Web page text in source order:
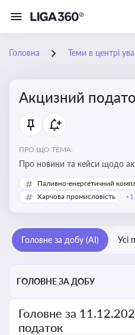
Головна Теми в центрі
Акцизний
ПРО ЩО ТЕМА:
Про новини та кейси щодо
важливим для підприємств,
виробляють або реалізують
Паливно-енергетичний
Харчова промисловість
+1
Головне за добу (AI) Усі
ГОЛОВНЕ ЗА ДОБУ
Головне за
податок